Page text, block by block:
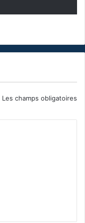
Les champs obligatoires